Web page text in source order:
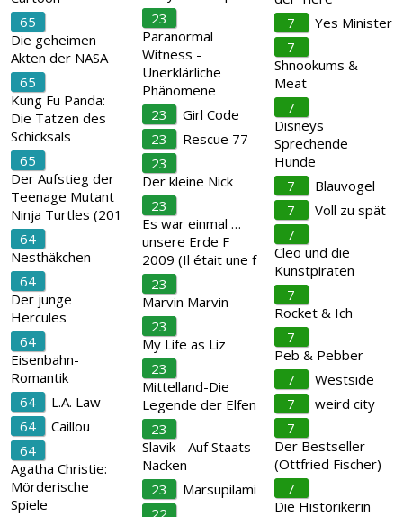
65
Die geheimen
Akten der NASA
65
Kung Fu Panda:
Die Tatzen des
Schicksals
65
Der Aufstieg der
Teenage Mutant
Ninja Turtles (201
64
Nesthäkchen
64
Der junge
Hercules
64
Eisenbahn-
Romantik
64
L.A. Law
64
Caillou
64
Agatha Christie:
Mörderische
Spiele
23
Paranormal
Witness -
Unerklärliche
Phänomene
23
Girl Code
23
Rescue 77
23
Der kleine Nick
23
Es war einmal …
unsere Erde F
2009 (Il était une f
23
Marvin Marvin
23
My Life as Liz
23
Mittelland-Die
Legende der Elfen
23
Slavik - Auf Staats
Nacken
23
Marsupilami
22
7
Yes Minister
7
Shnookums &
Meat
7
Disneys
Sprechende
Hunde
7
Blauvogel
7
Voll zu spät
7
Cleo und die
Kunstpiraten
7
Rocket & Ich
7
Peb & Pebber
7
Westside
7
weird city
7
Der Bestseller
(Ottfried Fischer)
7
Die Historikerin